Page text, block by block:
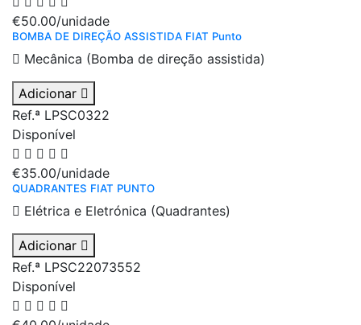
€50.00/unidade
BOMBA DE DIREÇÃO ASSISTIDA FIAT Punto
Mecânica (Bomba de direção assistida)
Adicionar
Ref.ª LPSC0322
Disponível
€35.00/unidade
QUADRANTES FIAT PUNTO
Elétrica e Eletrónica (Quadrantes)
Adicionar
Ref.ª LPSC22073552
Disponível